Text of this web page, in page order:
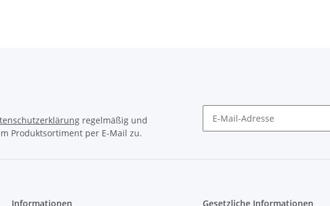
regelmäßig und
Produktsortiment per E-Mail zu.
Informationen Gesetzliche Informationen